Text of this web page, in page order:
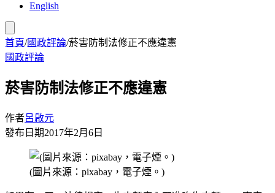
English
首頁/國政評論/菸害防制法修正不應違憲
國政評論
菸害防制法修正不應違憲
作者呂啟元
發布日期2017年2月6日
(圖片來源：pixabay，電子煙。)